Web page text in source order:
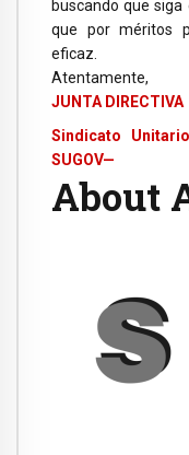
buscando que
que por méritos
eficaz.
Atentamente,
JUNTA DIRECTIVA
Sindicato
SUGOV—
About